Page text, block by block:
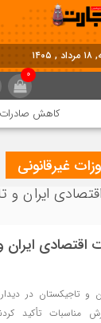
0
کاهش صادرات
غیرقانونی
اقتصادی ایران
و تاجیکستان در
مناسبات تأکید